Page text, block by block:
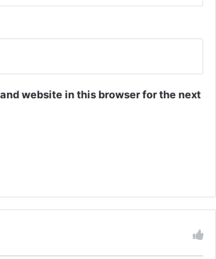
website in this browser for the next